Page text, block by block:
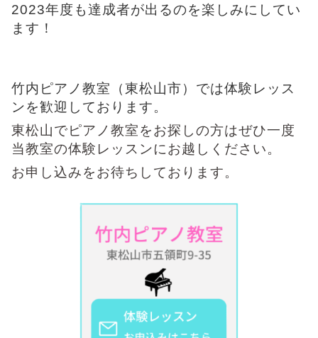
2023年度も達成者が出るのを楽しみにしてい
ます！
竹内ピアノ教室（東松山市）では体験レッス
ンを歓迎しております。
東松山でピアノ教室をお探しの方はぜひ一度
当教室の体験レッスンにお越しください。
お申し込みをお待ちしております。